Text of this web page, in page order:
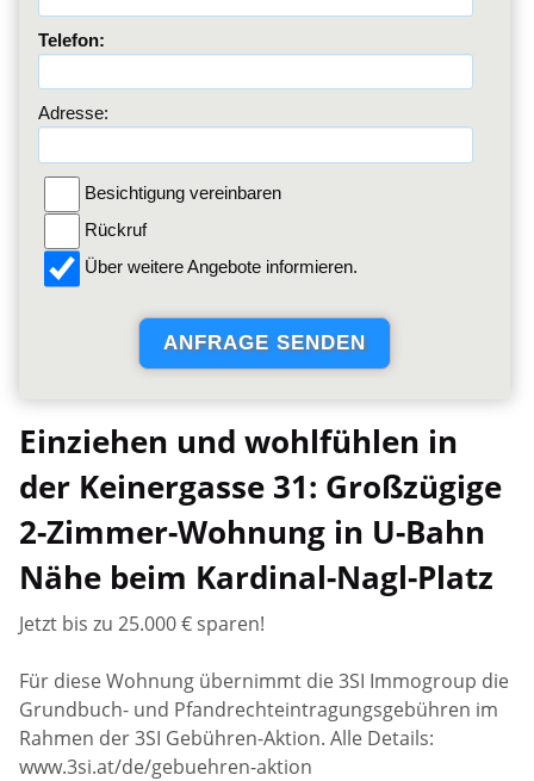
Telefon:
Adresse:
Besichtigung vereinbaren
Rückruf
Über weitere Angebote informieren.
Einziehen und wohlfühlen in
der Keinergasse 31: Großzügige
2-Zimmer-Wohnung in U-Bahn
Nähe beim Kardinal-Nagl-Platz
Jetzt bis zu 25.000 € sparen!
Für diese Wohnung übernimmt die 3SI Immogroup die
Grundbuch- und Pfandrechteintragungsgebühren im
Rahmen der 3SI Gebühren-Aktion. Alle Details:
www.3si.at/de/gebuehren-aktion